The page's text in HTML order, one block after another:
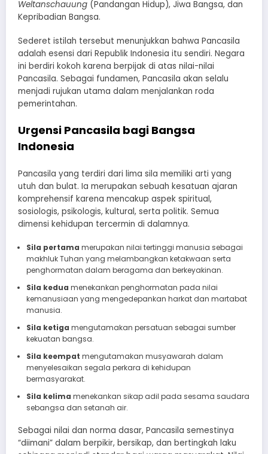
Weltanschauung (Pandangan Hidup), Jiwa Bangsa, dan
Kepribadian Bangsa.
​Sederet istilah tersebut menunjukkan bahwa Pancasila
adalah esensi dari Republik Indonesia itu sendiri. Negara
ini berdiri kokoh karena berpijak di atas nilai-nilai
Pancasila. Sebagai fundamen, Pancasila akan selalu
menjadi rujukan utama dalam menjalankan roda
pemerintahan.
​Urgensi Pancasila bagi Bangsa
Indonesia
​Pancasila yang terdiri dari lima sila memiliki arti yang
utuh dan bulat. Ia merupakan sebuah kesatuan ajaran
komprehensif karena mencakup aspek spiritual,
sosiologis, psikologis, kultural, serta politik. Semua
dimensi kehidupan tercermin di dalamnya.
Sila pertama merupakan nilai tertinggi manusia sebagai
makhluk Tuhan yang melambangkan ketakwaan serta
penghormatan dalam beragama dan berkeyakinan.
Sila kedua menekankan penghormatan pada nilai
kemanusiaan yang mengedepankan harkat dan martabat
manusia.
Sila ketiga mengutamakan persatuan sebagai sumber
kekuatan bangsa.
Sila keempat mengutamakan musyawarah dalam
menyelesaikan segala perkara di kehidupan
bermasyarakat.
Sila kelima menekankan sikap adil pada sesama saudara
sebangsa dan setanah air.
​Sebagai nilai dan norma dasar, Pancasila semestinya
“diimani” dalam berpikir, bersikap, dan bertingkah laku